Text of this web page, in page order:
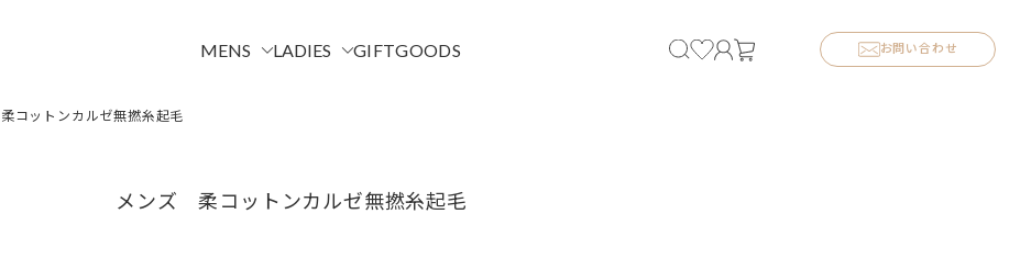
お問い合わせ
MENS LADIES GIFTGOODS
コットンカルゼ無撚糸起毛
メンズ 柔コットンカルゼ無撚糸起毛